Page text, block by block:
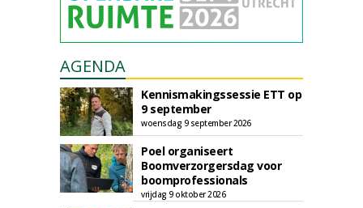
AGENDA
Kennismakingssessie ETT op
9 september
woensdag 9 september 2026
Poel organiseert
Boomverzorgersdag voor
boomprofessionals
vrijdag 9 oktober 2026